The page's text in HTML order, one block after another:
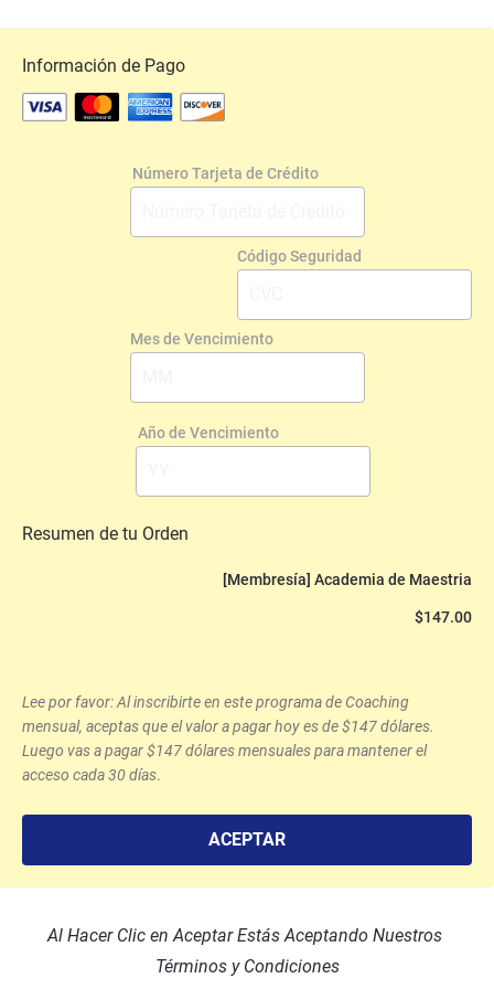
Información de Pago
Resumen de tu Orden
[Membresía] Academia de Maestria
$147.00
Lee por favor: Al inscribirte en este programa de Coaching
mensual, aceptas que el valor a pagar hoy es de $147 dólares.
Luego vas a pagar $147 dólares mensuales para mantener el
acceso cada 30 días.
ACEPTAR
Al Hacer Clic en Aceptar Estás Aceptando Nuestros
Términos y Condiciones